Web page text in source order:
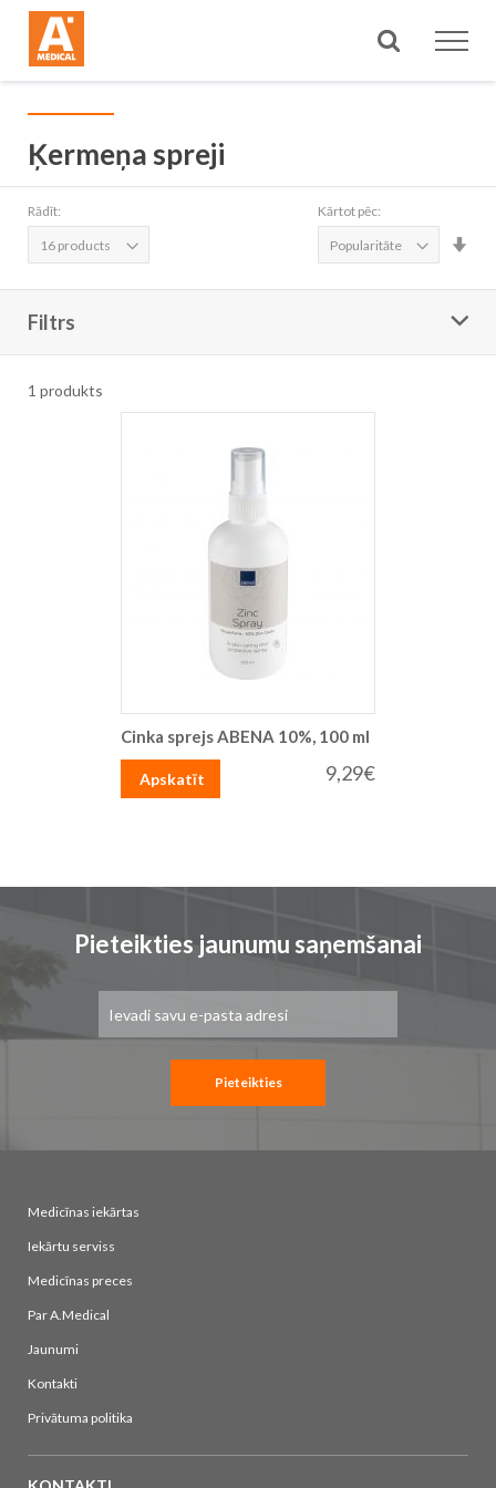
Meklēt
Ķermeņa spreji
Rādīt: Kārtot pēc:
Filtrs
1 produkts
Cinka sprejs ABENA 10%, 100 ml
9,29€
Apskatīt
Pieteikties jaunumu saņemšanai
saņemšanai:
Pieteikties
Medicīnas iekārtas
Iekārtu serviss
Medicīnas preces
Par A.Medical
Jaunumi
Kontakti
Privātuma politika